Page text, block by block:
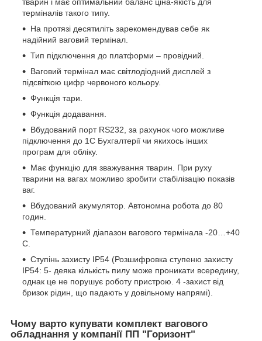
тварин і має оптимальний баланс ціна-якість для
терміналів такого типу.
На протязі десятиліть зарекомендував себе як
надійний ваговий термінал.
Тип підключення до платформи – провідний.
Ваговий термінал має світлодіодний дисплей з
підсвіткою цифр червоного кольору.
Функція тари.
Функція додавання.
Вбудований порт RS232, за рахунок чого можливе
підключення до 1С Бухгалтерії чи якихось інших
програм для обліку.
Має функцію для зважування тварин. При руху
тварини на вагах можливо зробити стабілізацію показів
ваг.
Вбудований акумулятор. Автономна робота до 80
годин.
Температурний діапазон вагового термінала -20…+40
С.
Ступінь захисту IP54 (Розшифровка ступеню захисту
IP54: 5- деяка кількість пилу може проникати всередину,
однак це не порушує роботу пристрою. 4 -захист від
бризок рідин, що падають у довільному напрямі).
Чому варто купувати комплект вагового
обладнання у компанії ПП "Горизонт"